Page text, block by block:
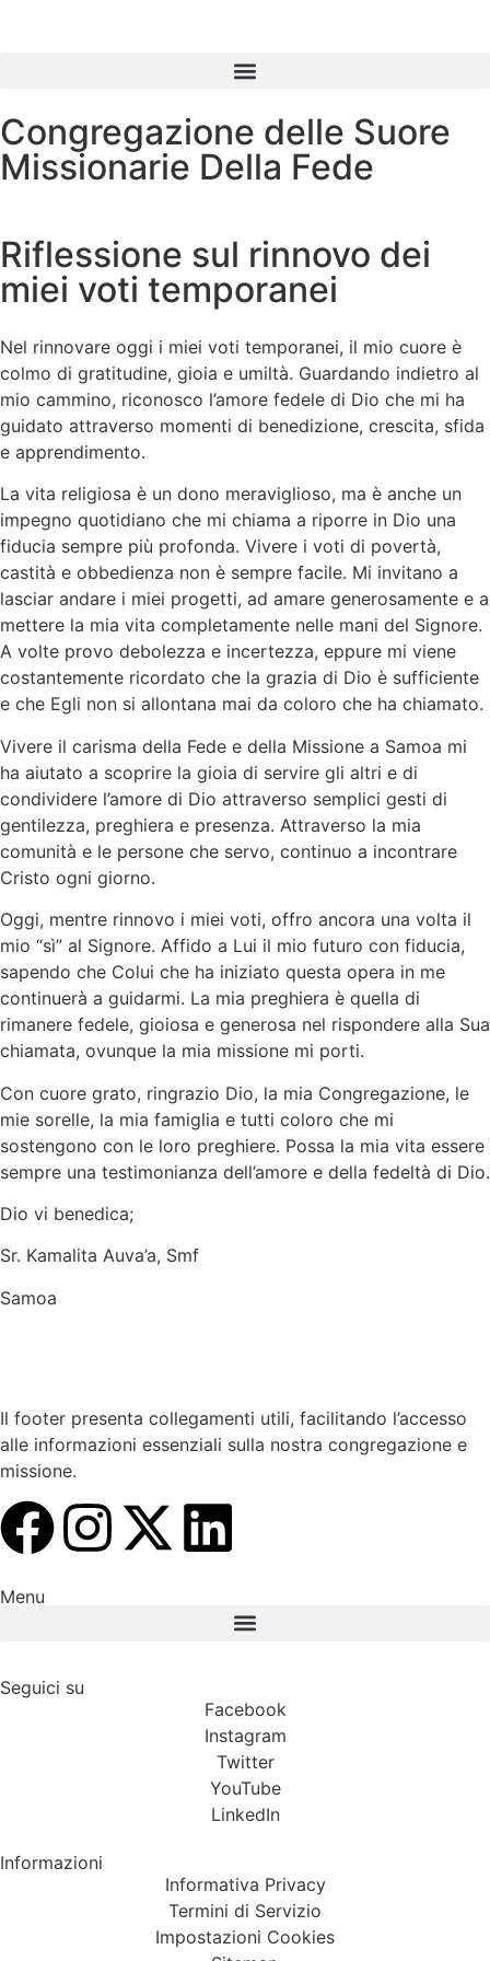
Congregazione delle Suore
Missionarie Della Fede
Riflessione sul rinnovo dei
miei voti temporanei
Nel rinnovare oggi i miei voti temporanei, il mio cuore è
colmo di gratitudine, gioia e umiltà. Guardando indietro al
mio cammino, riconosco l’amore fedele di Dio che mi ha
guidato attraverso momenti di benedizione, crescita, sfida
e apprendimento.
La vita religiosa è un dono meraviglioso, ma è anche un
impegno quotidiano che mi chiama a riporre in Dio una
fiducia sempre più profonda. Vivere i voti di povertà,
castità e obbedienza non è sempre facile. Mi invitano a
lasciar andare i miei progetti, ad amare generosamente e a
mettere la mia vita completamente nelle mani del Signore.
A volte provo debolezza e incertezza, eppure mi viene
costantemente ricordato che la grazia di Dio è sufficiente
e che Egli non si allontana mai da coloro che ha chiamato.
Vivere il carisma della Fede e della Missione a Samoa mi
ha aiutato a scoprire la gioia di servire gli altri e di
condividere l’amore di Dio attraverso semplici gesti di
gentilezza, preghiera e presenza. Attraverso la mia
comunità e le persone che servo, continuo a incontrare
Cristo ogni giorno.
Oggi, mentre rinnovo i miei voti, offro ancora una volta il
mio “sì” al Signore. Affido a Lui il mio futuro con fiducia,
sapendo che Colui che ha iniziato questa opera in me
continuerà a guidarmi. La mia preghiera è quella di
rimanere fedele, gioiosa e generosa nel rispondere alla Sua
chiamata, ovunque la mia missione mi porti.
Con cuore grato, ringrazio Dio, la mia Congregazione, le
mie sorelle, la mia famiglia e tutti coloro che mi
sostengono con le loro preghiere. Possa la mia vita essere
sempre una testimonianza dell’amore e della fedeltà di Dio.
Dio vi benedica;
Sr. Kamalita Auva’a, Smf
Samoa
Il footer presenta collegamenti utili, facilitando l’accesso
alle informazioni essenziali sulla nostra congregazione e
missione.
Menu
Seguici su
Facebook
Instagram
Twitter
YouTube
LinkedIn
Informazioni
Informativa Privacy
Termini di Servizio
Impostazioni Cookies